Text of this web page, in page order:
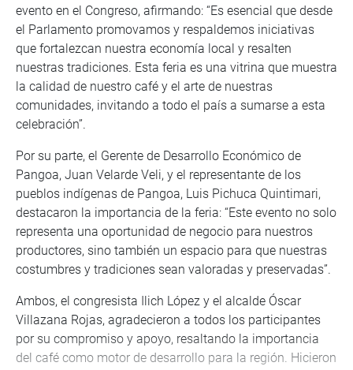
evento en el Congreso, afirmando: “Es esencial que desde
el Parlamento promovamos y respaldemos iniciativas
que fortalezcan nuestra economía local y resalten
nuestras tradiciones. Esta feria es una vitrina que muestra
la calidad de nuestro café y el arte de nuestras
comunidades, invitando a todo el país a sumarse a esta
celebración”.
Por su parte, el Gerente de Desarrollo Económico de
Pangoa, Juan Velarde Veli, y el representante de los
pueblos indígenas de Pangoa, Luis Pichuca Quintimari,
destacaron la importancia de la feria: “Este evento no solo
representa una oportunidad de negocio para nuestros
productores, sino también un espacio para que nuestras
costumbres y tradiciones sean valoradas y preservadas”.
Ambos, el congresista Ilich López y el alcalde Óscar
Villazana Rojas, agradecieron a todos los participantes
por su compromiso y apoyo, resaltando la importancia
del café como motor de desarrollo para la región. Hicieron